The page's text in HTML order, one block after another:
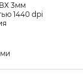
3мм
1440 dpi